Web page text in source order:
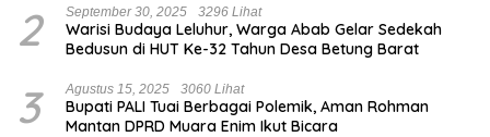
2 September 30, 2025 3296 Lihat
Warisi Budaya Leluhur, Warga Abab Gelar Sedekah
Bedusun di HUT Ke-32 Tahun Desa Betung Barat
3 Agustus 15, 2025 3060 Lihat
Bupati PALI Tuai Berbagai Polemik, Aman Rohman
Mantan DPRD Muara Enim Ikut Bicara